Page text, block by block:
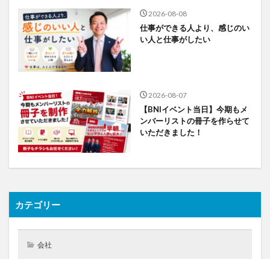
2026-08-08
仕事ができる人より、感じのい
い人と仕事がしたい
2026-08-07
【BNIイベント当日】今期もメ
ンバーリストの冊子を作らせて
いただきました！
カテゴリー
会社